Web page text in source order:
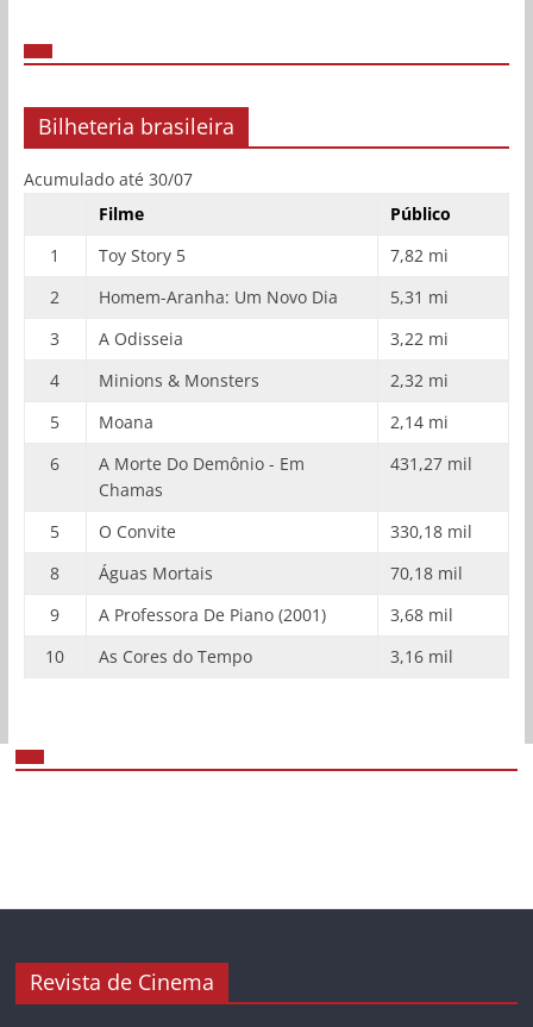
Bilheteria brasileira
Acumulado até 30/07
Filme
Público
1
Toy Story 5
7,82 mi
2
Homem-Aranha: Um Novo Dia
5,31 mi
3
A Odisseia
3,22 mi
4
Minions & Monsters
2,32 mi
5
Moana
2,14 mi
6
A Morte Do Demônio - Em
Chamas
431,27 mil
5 O Convite
330,18 mil
8
Águas Mortais
70,18 mil
9
A Professora De Piano (2001)
3,68 mil
10
As Cores do Tempo 3,16 mil
Revista de Cinema